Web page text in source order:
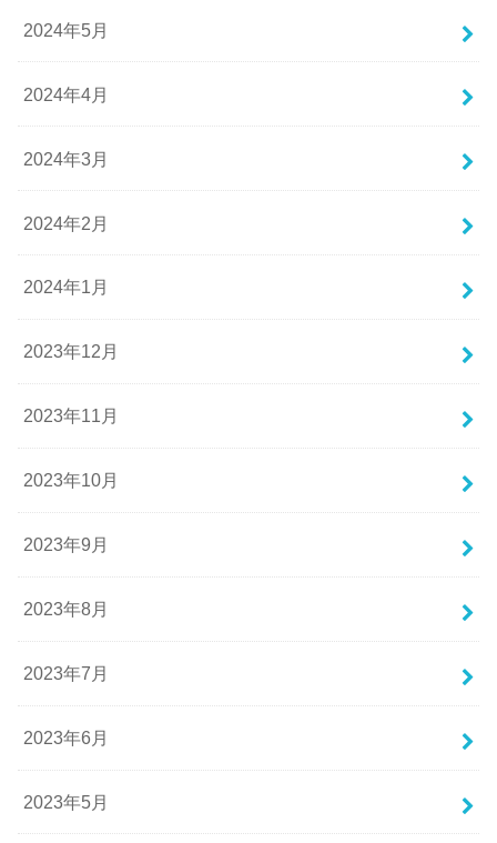
2024年5月
2024年4月
2024年3月
2024年2月
2024年1月
2023年12月
2023年11月
2023年10月
2023年9月
2023年8月
2023年7月
2023年6月
2023年5月